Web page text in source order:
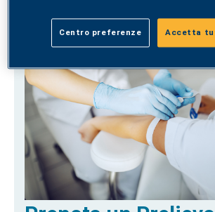
Centro preferenze Accetta